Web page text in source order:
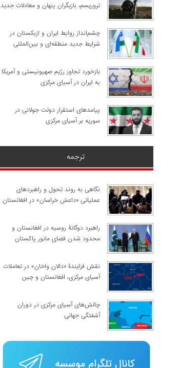
تروریسم، بازیگران پنهان و معادلات جدید
چشم‌انداز روابط ایران و ازبکستان در
شرایط جدید منطقه‌ای و بین‌المللی
​بازخورد تجاوز رژیم صهیونیستی و آمریکا
به ایران در آسیای مرکزی
پیامدهای استقرار دولت جولانی در
سوریه بر آسیای مرکزی
ترجمه
نگاهی به روند تحول و راهبردهای
عملیاتی «داعش خراسان» در افغانستان
راهبرد دوگانۀ روسیه در افغانستان و
محدود شدن فضای مانور پاکستان
نقش فزایندۀ «دالان واخان» در تعاملات
آسیای مرکزی، افغانستان و چین
چالش‌های آسیای مرکزی در دوران
آشفتگی جهانی